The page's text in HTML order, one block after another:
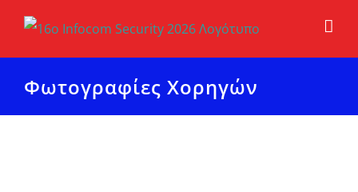
Μετάβαση
περιεχόμενο
Φωτογραφίες Χορηγών